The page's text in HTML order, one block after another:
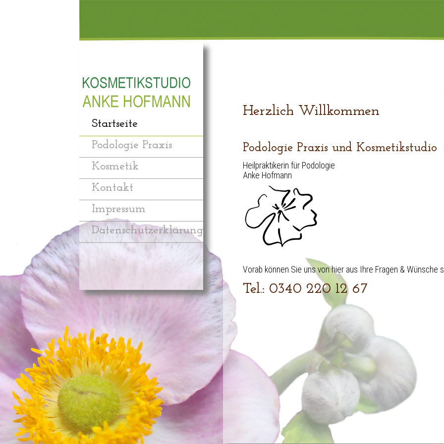
Startseite
Podologie Praxis
Kosmetik
Kontakt
Impressum
Datenschutzerklärung
Herzlich Willkommen
Podologie Praxis und Kosmetikstudio
Heilpraktikerin für Podologie
Anke Hofmann
Vorab können Sie uns von hier aus Ihre Fragen & Wünsche
Tel.: 0340 220 12 67